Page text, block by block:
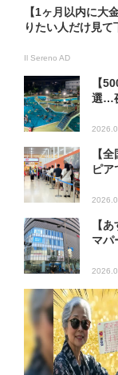
【1ヶ月以内に大
りたい人だけ見て
Il Sereno AD
【
選…
【
ピア
【
マパ